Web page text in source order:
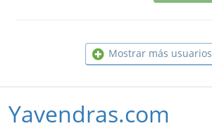
Mostrar más usuarios
Yavendras.com